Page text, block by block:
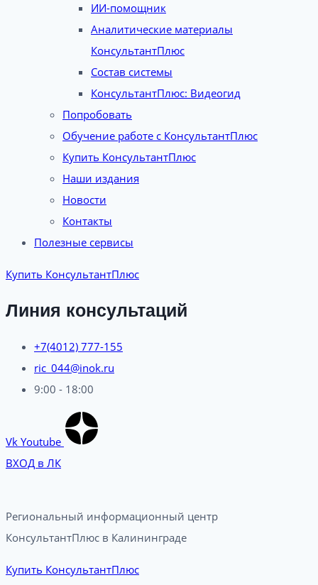
ИИ-помощник
Аналитические материалы
КонсультантПлюс
Состав системы
КонсультантПлюс: Видеогид
Попробовать
Обучение работе с КонсультантПлюс
Купить КонсультантПлюс
Наши издания
Новости
Контакты
Полезные сервисы
Купить КонсультантПлюс
Линия консультаций
+7(4012) 777-155
ric_044@inok.ru
9:00 - 18:00
Vk Youtube
ВХОД в ЛК
Региональный информационный центр
КонсультантПлюс в Калининграде​
Купить КонсультантПлюс